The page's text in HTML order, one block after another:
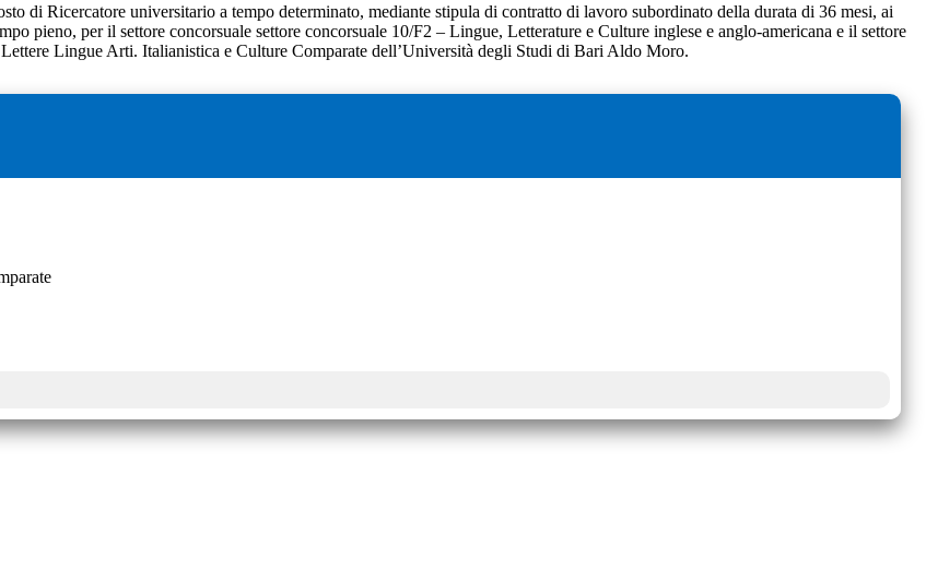
di Ricercatore universitario a tempo determinato, mediante stipula di contratto di lavoro subordinato della durata di 36 mesi, ai
pieno, per il settore concorsuale settore concorsuale 10/F2 – Lingue, Letterature e Culture inglese e anglo-americana e il settore
Lingue Arti. Italianistica e Culture Comparate dell’Università degli Studi di Bari Aldo Moro.